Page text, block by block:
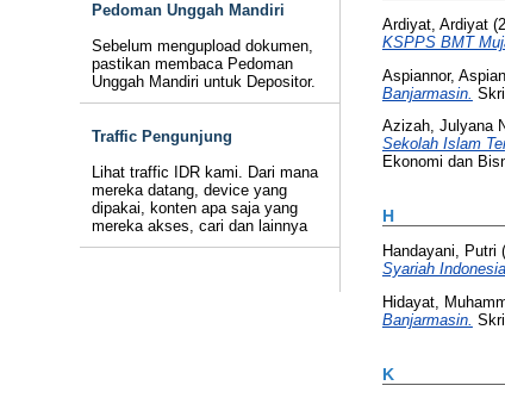
Pedoman Unggah Mandiri
Sebelum mengupload dokumen,
pastikan membaca Pedoman
Unggah Mandiri untuk Depositor.
Traffic Pengunjung
Lihat traffic IDR kami. Dari mana
mereka datang, device yang
dipakai, konten apa saja yang
mereka akses, cari dan lainnya
Ardiyat, Ardiyat
KSPPS BMT
Aspiannor,
Banjarmasin.
Azizah, Julyana
Sekolah Islam
Ekonomi dan
H
Handayani, Putri
Syariah
Hidayat,
Banjarmasin.
K